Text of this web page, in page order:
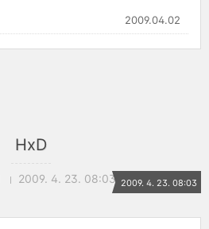
2009.04.02
HxD
2009. 4. 23. 08:03 2009. 4. 23. 08:03